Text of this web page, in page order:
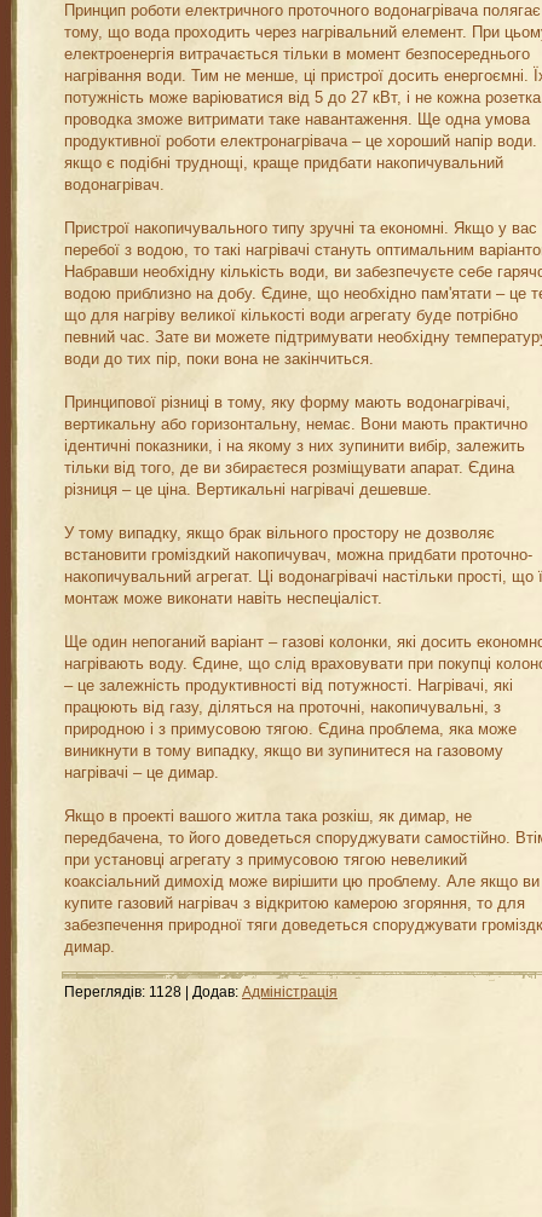
Принцип роботи електричного проточного водонагрівача
тому, що вода проходить через нагрівальний елемент. При
електроенергія витрачається тільки в момент безпосереднього
нагрівання води. Тим не менше, ці пристрої досить енергоємні.
потужність може варіюватися від 5 до 27 кВт, і не кожна
проводка зможе витримати таке навантаження. Ще одна умова
продуктивної роботи електронагрівача – це хороший напір води.
якщо є подібні труднощі, краще придбати накопичувальний
водонагрівач.
Пристрої накопичувального типу зручні та економні. Якщо у вас
перебої з водою, то такі нагрівачі стануть оптимальним
Набравши необхідну кількість води, ви забезпечуєте себе
водою приблизно на добу. Єдине, що необхідно пам'ятати – це
що для нагріву великої кількості води агрегату буде потрібно
певний час. Зате ви можете підтримувати необхідну
води до тих пір, поки вона не закінчиться.
Принципової різниці в тому, яку форму мають водонагрівачі,
вертикальну або горизонтальну, немає. Вони мають практично
ідентичні показники, і на якому з них зупинити вибір, залежить
тільки від того, де ви збираєтеся розміщувати апарат. Єдина
різниця – це ціна. Вертикальні нагрівачі дешевше.
У тому випадку, якщо брак вільного простору не дозволяє
встановити громіздкий накопичувач, можна придбати проточно-
накопичувальний агрегат. Ці водонагрівачі настільки прості, що
монтаж може виконати навіть неспеціаліст.
Ще один непоганий варіант – газові колонки, які досить
нагрівають воду. Єдине, що слід враховувати при покупці
– це залежність продуктивності від потужності. Нагрівачі, які
працюють від газу, діляться на проточні, накопичувальні, з
природною і з примусовою тягою. Єдина проблема, яка може
виникнути в тому випадку, якщо ви зупинитеся на газовому
нагрівачі – це димар.
Якщо в проекті вашого житла така розкіш, як димар, не
передбачена, то його доведеться споруджувати самостійно.
при установці агрегату з примусовою тягою невеликий
коаксіальний димохід може вирішити цю проблему. Але якщо ви
купите газовий нагрівач з відкритою камерою згоряння, то для
забезпечення природної тяги доведеться споруджувати
димар.
Переглядів: 1128 Додав: Адміністрація